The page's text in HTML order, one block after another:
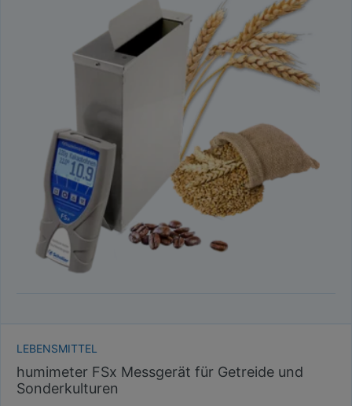
LEBENSMITTEL
humimeter FSx Messgerät für Getreide und
Sonderkulturen